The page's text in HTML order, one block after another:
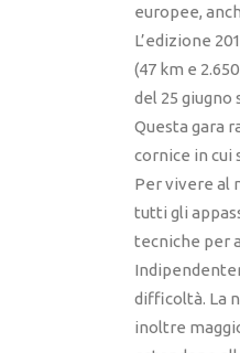
europee,
L’edizione
(47 km e
del 25 giugno
Questa gara
cornice in cui
Per vivere al
tutti gli
tecniche per
difficoltà. La
inoltre